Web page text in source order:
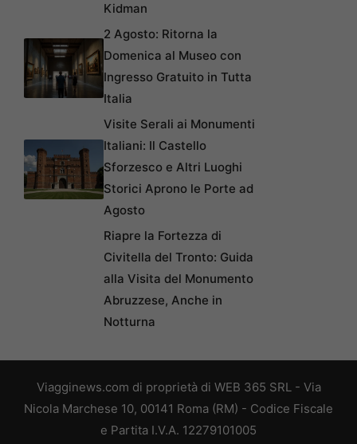
Kidman
2 Agosto: Ritorna la
Domenica al Museo con
Ingresso Gratuito in Tutta
Italia
Visite Serali ai Monumenti
Italiani: Il Castello
Sforzesco e Altri Luoghi
Storici Aprono le Porte ad
Agosto
Riapre la Fortezza di
Civitella del Tronto: Guida
alla Visita del Monumento
Abruzzese, Anche in
Notturna
Viagginews.com di proprietà di WEB 365 SRL - Via
Nicola Marchese 10, 00141 Roma (RM) - Codice Fiscale
e Partita I.V.A. 12279101005